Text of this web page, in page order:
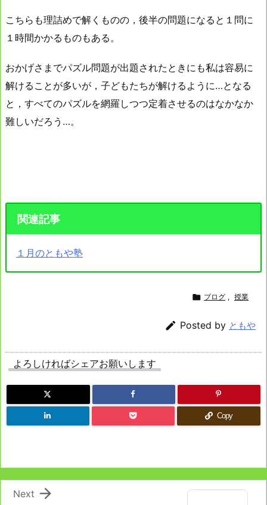
こちらも理詰めで解くものの，後半の問題になると１問に
１時間かかるものもある。
おかげさまでパズル問題が出題されたときにも私は容易に
解けることが多いが，子どもたちが解けるように…となる
と，すべてのパズルを網羅しつつ定着させるのはなかなか
難しいだろう…。
関連記事
１月のともや塾
 ブログ , 授業
 Posted by ともや
よろしければシェアお願いします
Copy

Next